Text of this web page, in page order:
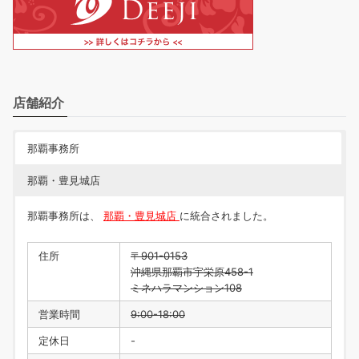
店舗紹介
那覇事務所
那覇・豊見城店
那覇事務所は、 那覇・豊見城店 に統合されました。
住所
〒901-0153
沖縄県那覇市宇栄原458-1
ミネハラマンション108
営業時間 9:00-18:00
定休日 -